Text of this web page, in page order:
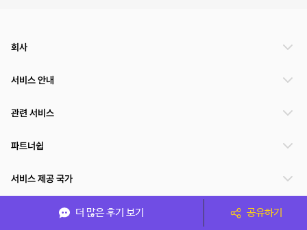
더 많은 후기 보기 공유하기
회사
서비스 안내
관련 서비스
파트너쉽
서비스 제공 국가